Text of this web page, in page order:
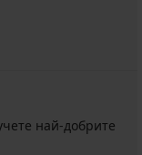
най-добрите